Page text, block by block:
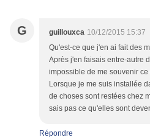
G guillouxca 10/12/2015 15:37
Qu'est-ce que j'en ai fait des
Après j'en faisais entre-autre
impossible de me souvenir
Lorsque je me suis installée
de choses sont restées chez
sais pas ce qu'elles sont
Répondre